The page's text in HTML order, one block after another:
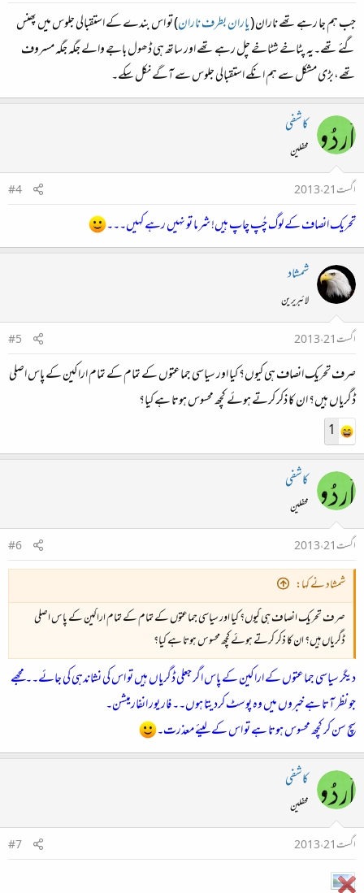
جب ہم جا رہے تھے ناران (یاران بطرف ناران) تو اس بندے کے استقبالی جلوس میں پھنس
گئے تھے۔یہ پٹاخے شٹاخے چل رہے تھے اور ساتھ ہی ڈھول باجے والے جگہ جگہ مسروف
تھے،بڑی مشکل سے ہم انکے استقبالی جلوس سے آگے نکل سکے۔
کاشفی
محفلین
اگست 21، 2013
#4
تحریک انصاف کے لوگ چُپ چاپ ہیں! شرما تو نہیں رہے کہیں۔۔۔
شمشاد
لائبریرین
اگست 21، 2013
#5
صرف تحریک انصاف ہی کیوں؟ کیا اور سیاسی جماعتوں کے تمام کے تمام اراکین کے پاس اصلی
ڈگریاں ہیں؟ ان کا ذکر کرتے ہوئے کچھ محسوس ہوتا ہے کیا؟
1
کاشفی
محفلین
اگست 21، 2013
#6
شمشاد نے کہا:
صرف تحریک انصاف ہی کیوں؟ کیا اور سیاسی جماعتوں کے تمام کے تمام اراکین کے پاس اصلی
ڈگریاں ہیں؟ ان کا ذکر کرتے ہوئے کچھ محسوس ہوتا ہے کیا؟
دیگر سیاسی جماعتوں کے اراکین کے پاس اگر جعلی ڈگریاں ہیں تو اس کی نشاندہی کی جائے۔۔ مجھے
جو نظر آتا ہے خبروں میں وہ پوسٹ کردیتا ہوں۔۔ فار یور انفارمیشن۔
سچ سن کر کچھ محسوس ہوتا ہے تو اس کے لیئے معذرت۔
کاشفی
محفلین
اگست 21، 2013
#7